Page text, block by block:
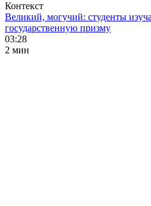
Контекст
Великий, могучий: студенты
государственную призму
03:28
2 мин